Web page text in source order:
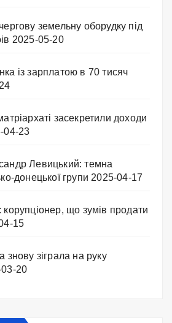
земельну оборудку під
2025-05-20
із зарплатою в 70 тисяч
засекретили доходи
04-23
Левицький: темна
донецької групи 2025-04-17
що зумів продати
15
знову зіграла на руку
20